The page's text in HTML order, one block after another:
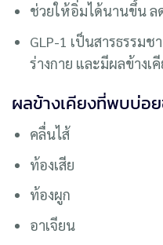
ช่วยให้อิ่มได้นานขึ้น ล
GLP-1 เป็นสารธรรม
ร่างกาย และมีผลข้างเ
ผลข้างเคียงที่พบบ่อ
คลื่นไส้
ท้องเสีย
ท้องผูก
อาเจียน